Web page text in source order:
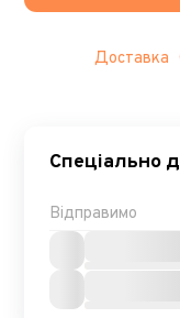
Доставка
Спеціально
Відправимо